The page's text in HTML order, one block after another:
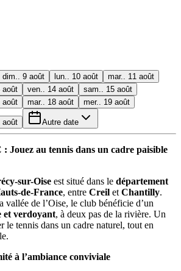
dim.. 9 août lun.. 10 août
mar.. 11 août
août ven.. 14 août
sam.. 15 août
août mar.. 18 août mer.. 19 août
août Autre date
: Jouez au tennis dans un cadre paisible
sur-Oise est situé dans le département
de-France, entre Creil et Chantilly.
vallée de l’Oise, le club bénéficie d’un
et verdoyant, à deux pas de la rivière. Un
le tennis dans un cadre naturel, tout en
à l’ambiance conviviale